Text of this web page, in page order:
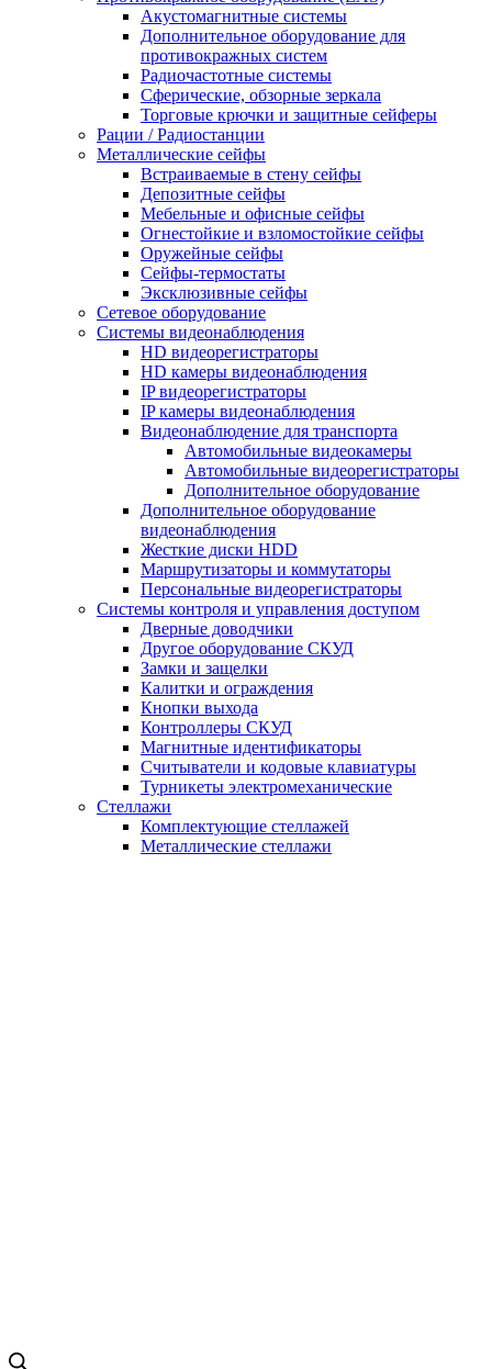
Акустомагнитные системы
Дополнительное оборудование для
противокражных систем
Радиочастотные системы
Сферические, обзорные зеркала
Торговые крючки и защитные сейферы
Рации / Радиостанции
Металлические сейфы
Встраиваемые в стену сейфы
Депозитные сейфы
Мебельные и офисные сейфы
Огнестойкие и взломостойкие сейфы
Оружейные сейфы
Сейфы-термостаты
Эксклюзивные сейфы
Сетевое оборудование
Системы видеонаблюдения
HD видеорегистраторы
HD камеры видеонаблюдения
IP видеорегистраторы
IP камеры видеонаблюдения
Видеонаблюдение для транспорта
Автомобильные видеокамеры
Автомобильные видеорегистраторы
Дополнительное оборудование
Дополнительное оборудование
видеонаблюдения
Жесткие диски HDD
Маршрутизаторы и коммутаторы
Персональные видеорегистраторы
Системы контроля и управления доступом
Дверные доводчики
Другое оборудование СКУД
Замки и защелки
Калитки и ограждения
Кнопки выхода
Контроллеры СКУД
Магнитные идентификаторы
Считыватели и кодовые клавиатуры
Турникеты электромеханические
Стеллажи
Комплектующие стеллажей
Металлические стеллажи